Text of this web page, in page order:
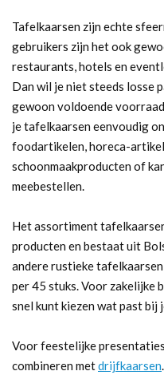
Tafelkaarsen zijn echte
gebruikers zijn het ook
restaurants, hotels en
Dan wil je niet steeds losse
gewoon voldoende
je tafelkaarsen eenvoudig
foodartikelen, horeca-
schoonmaakproducten of
meebestellen.
Het assortiment
producten en bestaat uit
andere rustieke
per 45 stuks. Voor zakelijke
snel kunt kiezen wat past
Voor feestelijke
combineren metdrijfkaarsen